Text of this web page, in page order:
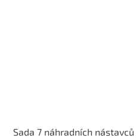
Sada 7 náhradních